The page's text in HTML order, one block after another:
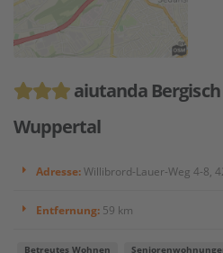
aiutanda
Wuppertal
Adresse:Willibrord-Lauer-Weg 4-8,
Entfernung: 59 km
Betreutes Wohnen